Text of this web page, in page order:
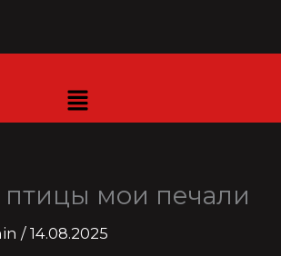
птицы мои печали
/ 14.08.2025